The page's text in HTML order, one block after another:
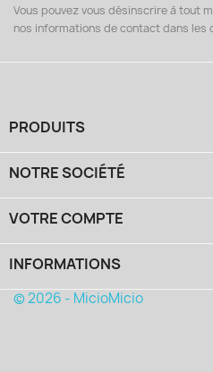
Vous pouvez vous désinscrire à tout
nos informations de contact dans
PRODUITS
NOTRE SOCIÉTÉ
VOTRE COMPTE
INFORMATIONS
© 2026 - MicioMicio